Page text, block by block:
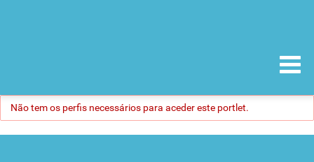
Não tem os perfis necessários para aceder este portlet.